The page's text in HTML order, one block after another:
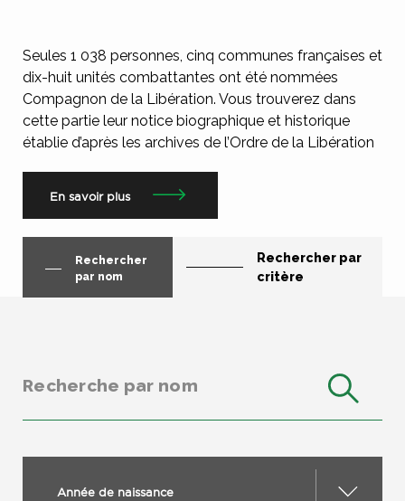
Seules 1 038 personnes, cinq communes françaises et
dix-huit unités combattantes ont été nommées
Compagnon de la Libération. Vous trouverez dans
cette partie leur notice biographique et historique
établie d’après les archives de l’Ordre de la Libération
En savoir plus
Rechercher
par nom
Rechercher par
critère
Année de naissance